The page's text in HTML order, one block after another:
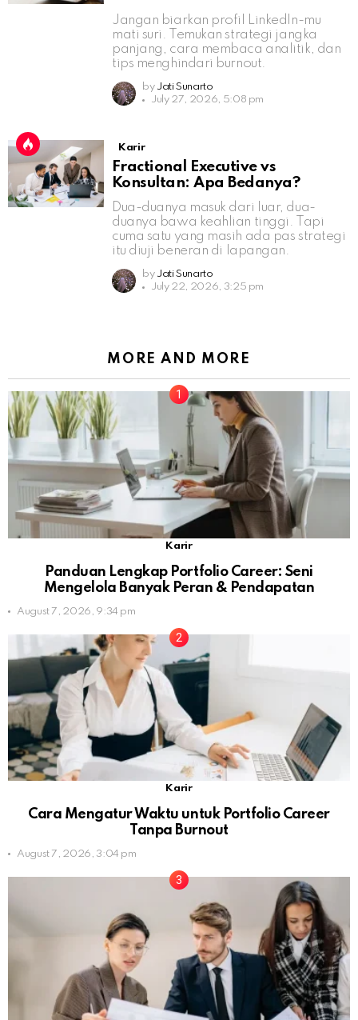
Jangan biarkan profil LinkedIn-mu
mati suri. Temukan strategi jangka
panjang, cara membaca analitik, dan
tips menghindari burnout.
by Jati Sunarto
July 27, 2026, 5:08 pm
Karir
Fractional Executive vs
Konsultan: Apa Bedanya?
Dua-duanya masuk dari luar, dua-
duanya bawa keahlian tinggi. Tapi
cuma satu yang masih ada pas strategi
itu diuji beneran di lapangan.
by Jati Sunarto
July 22, 2026, 3:25 pm
MORE AND MORE
Karir
Panduan Lengkap Portfolio Career: Seni
Mengelola Banyak Peran & Pendapatan
August 7, 2026, 9:34 pm
Karir
Cara Mengatur Waktu untuk Portfolio Career
Tanpa Burnout
August 7, 2026, 3:04 pm